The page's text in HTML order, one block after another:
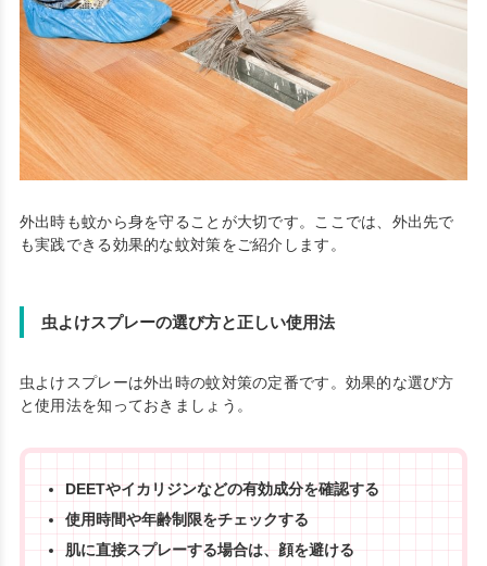
外出時も蚊から身を守ることが大切です。ここでは、外出先で
も実践できる効果的な蚊対策をご紹介します。
虫よけスプレーの選び方と正しい使用法
虫よけスプレーは外出時の蚊対策の定番です。効果的な選び方
と使用法を知っておきましょう。
DEETやイカリジンなどの有効成分を確認する
使用時間や年齢制限をチェックする
肌に直接スプレーする場合は、顔を避ける